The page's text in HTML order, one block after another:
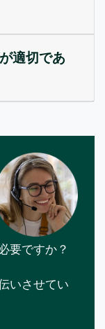
適切であ
要ですか？
いさせてい